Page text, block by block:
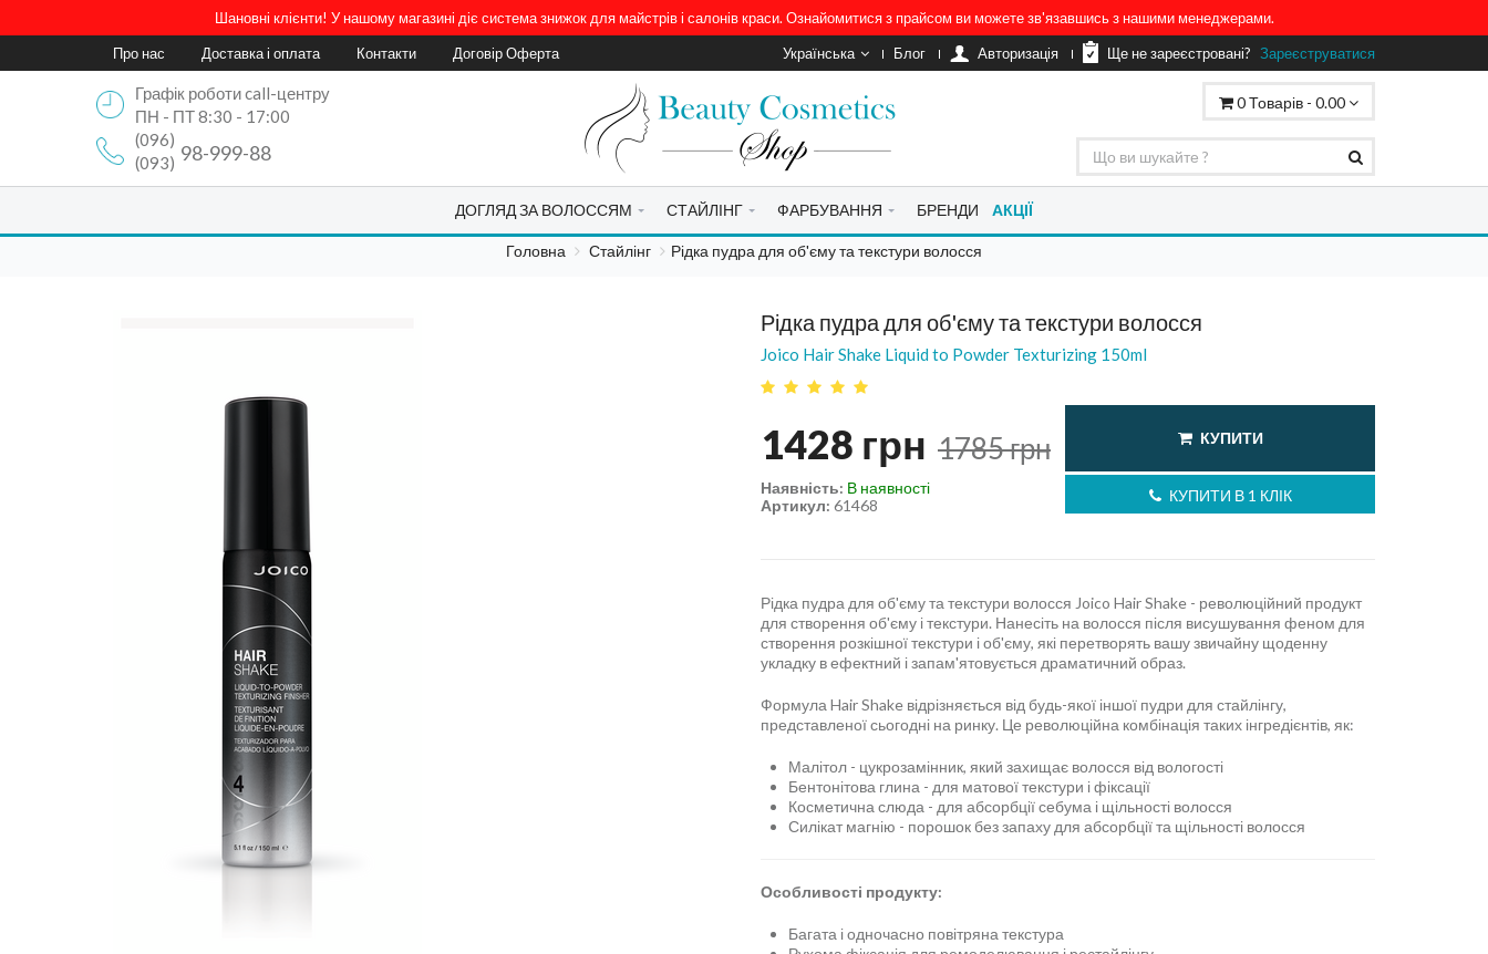
Шановні клієнти! У нашому магазині діє система знижок для майстрів і салонів краси. Ознайомитися з прайсом ви можете зв'язавшись з нашими менеджерами.
Про нас
Доставка і оплата Контакти Договір Оферта Українська Блог Aвторизація Ще не зареєстровані? Зареєструватися
Графік роботи call-центру
ПН - ПТ 8:30 - 17:00
(096)
98-999-88
(093)
0Товарів - 0.00
ДОГЛЯД ЗА ВОЛОССЯМ СТАЙЛІНГ ФАРБУВАННЯ БРЕНДИ АКЦІЇ
Головна Стайлінг Рідка пудра для об'єму та текстури волосся
Рідка пудра для об'єму та текстури волосся
Joico Hair Shake Liquid to Powder Texturizing 150ml
1428 грн 1785грн КУПИТИ
КУПИТИ В 1 КЛІК
Артикул: 61468
Наявність: В наявності
Рідка пудра для об'єму та текстури волосся Joico Hair Shake - революційний продукт
для створення об'єму і текстури. Нанесіть на волосся після висушування феном для
створення розкішної текстури і об'єму, які перетворять вашу звичайну щоденну
укладку в ефектний і запам'ятовується драматичний образ.
Формула Hair Shake відрізняється від будь-якої іншої пудри для стайлінгу,
представленої сьогодні на ринку. Це революційна комбінація таких інгредієнтів, як:
Малітол - цукрозамінник, який захищає волосся від вологості
Бентонітова глина - для матової текстури і фіксації
Косметична слюда - для абсорбції себума і щільності волосся
Силікат магнію - порошок без запаху для абсорбції та щільності волосся
Особливості продукту:
Багата і одночасно повітряна текстура